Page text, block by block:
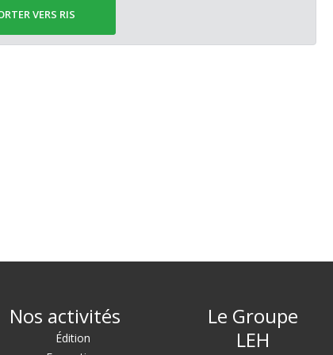
VERS RIS
Nos activités
Édition
Le Groupe
LEH